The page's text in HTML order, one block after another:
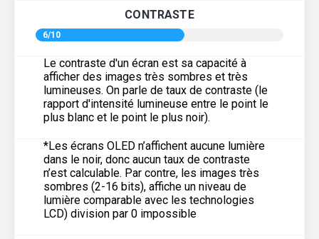
CONTRASTE
6/10
Le contraste d'un écran est sa capacité à
afficher des images très sombres et très
lumineuses. On parle de taux de contraste (le
rapport d'intensité lumineuse entre le point le
plus blanc et le point le plus noir).
*Les écrans OLED n’affichent aucune lumière
dans le noir, donc aucun taux de contraste
n’est calculable. Par contre, les images très
sombres (2-16 bits), affiche un niveau de
lumière comparable avec les technologies
LCD) division par 0 impossible